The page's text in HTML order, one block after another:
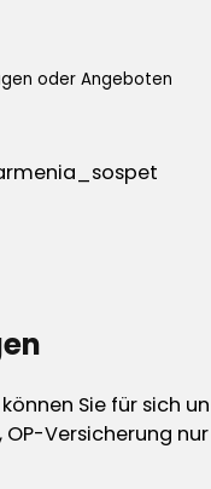
oder Angeboten
Sie für sich
Versicherung